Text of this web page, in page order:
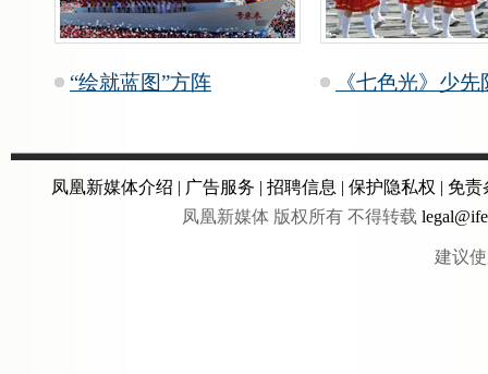
“绘就蓝图”方阵 《七色光》少
凤凰新媒体介绍 | 广告服务 | 招聘信息 | 保护隐私权 | 免责
凤凰新媒体 版权所有 不得转载
建议